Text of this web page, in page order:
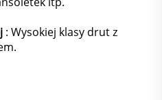
: Wysokiej klasy drut z